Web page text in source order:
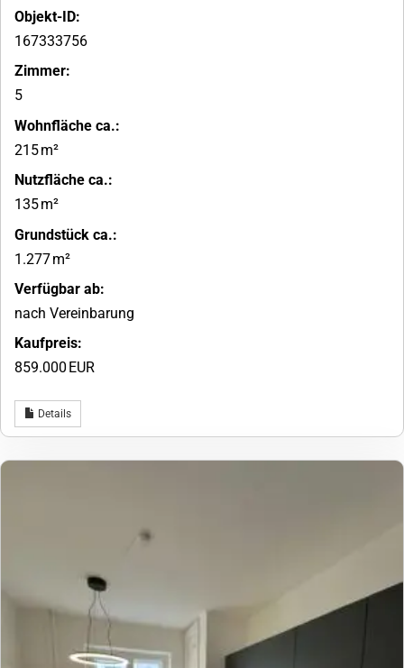
Objekt-ID:
167333756
Zimmer:
5
Wohnfläche ca.:
215 m²
Nutzfläche ca.:
135 m²
Grund­stück ca.:
1.277 m²
Verfügbar ab:
nach Vereinbarung
Kaufpreis:
859.000 EUR
Details